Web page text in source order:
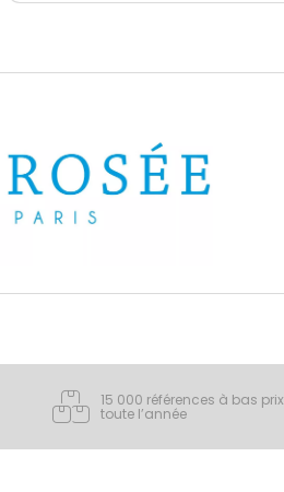
15 000 références à bas prix
toute l’année